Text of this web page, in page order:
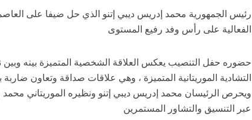
رئيس الجمهورية محمد إدريس ديبي إتنو الذي حل ضيفا على
الفعالية على رأس وفد رفيع المستوى
حضوره حفل التنصيب يعكس العلاقة الشخصية المتميزة بينه وبين
التشادية الموريتانية المتميزة ، وهي علاقات صداقة وتعاون
ويحرص الرئيسان محمد إدريس ديبي إتنو ونظيره الموريتاني محمد
عبر التنسيق والتشاور المستمرين